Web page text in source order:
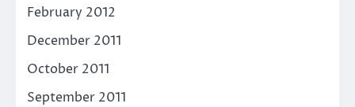
February 2012
December 2011
October 2011
September 2011